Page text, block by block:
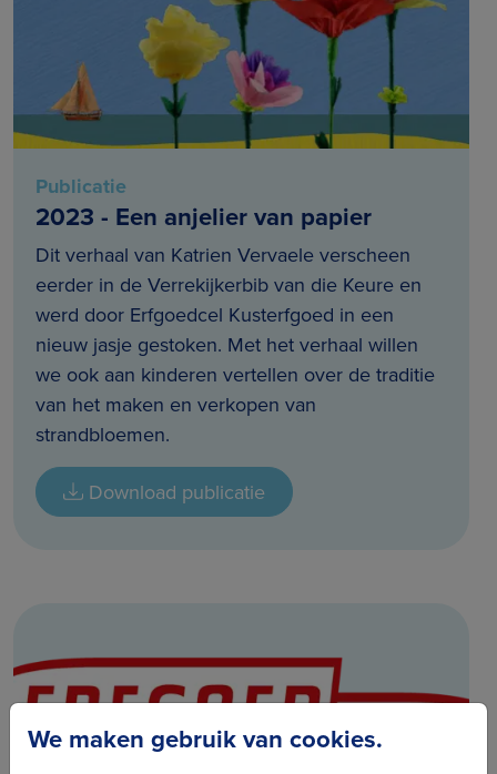
Publicatie
2023 - Een anjelier van papier
Dit verhaal van Katrien Vervaele verscheen
eerder in de Verrekijkerbib van die Keure en
werd door Erfgoedcel Kusterfgoed in een
nieuw jasje gestoken. Met het verhaal willen
we ook aan kinderen vertellen over de traditie
van het maken en verkopen van
strandbloemen.
Download publicatie
We maken gebruik van cookies.